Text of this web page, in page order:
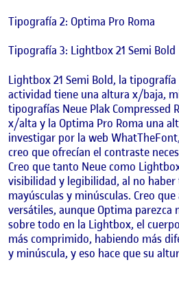
Tipografía 2: Optima Pro Roma
Tipografía 3: Lightbox 21 Semi Bold
Lightbox 21 Semi Bold, la
actividad tiene una altura x/baja,
tipografías Neue Plak Compressed
x/alta y la Optima Pro Roma una
investigar por la web
creo que ofrecían el contraste
Creo que tanto Neue como
visibilidad y legibilidad, al no
mayúsculas y minúsculas. Creo
versátiles, aunque Optima parezca
sobre todo en la Lightbox, el
más comprimido, habiendo más
y minúscula, y eso hace que su